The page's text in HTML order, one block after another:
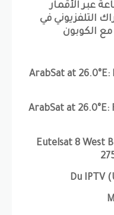
عبر الأقمار
التلفزيوني في
الكوبون
ArabSat at 26.0°E:
ArabSat at 26.0°E:
Eutelsat 8 West
Du IPTV